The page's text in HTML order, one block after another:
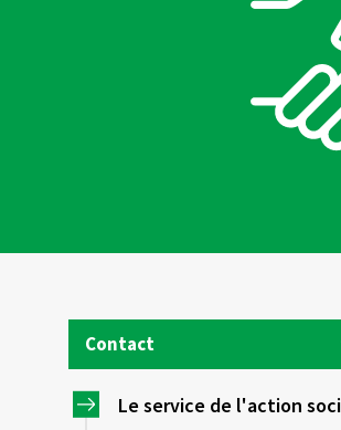
Contact
ACTION SOCIALE
Le service de l'action